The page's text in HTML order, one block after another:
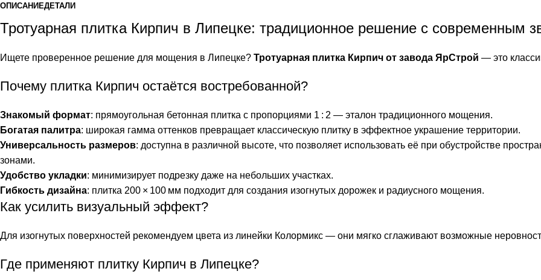
ОПИСАНИЕДЕТАЛИ
Тротуарная плитка Кирпич в Липецке: традиционное решение с современным
Ищете проверенное решение для мощения в Липецке? Тротуарная плитка Кирпич от завода ЯрСтрой — это
Почему плитка Кирпич остаётся востребованной?
Знакомый формат: прямоугольная бетонная плитка с пропорциями 1 : 2 — эталон традиционного мощения.
Богатая палитра: широкая гамма оттенков превращает классическую плитку в эффектное украшение территории.
Универсальность размеров: доступна в различной высоте, что позволяет использовать её при обустройстве
зонами.
Удобство укладки: минимизирует подрезку даже на небольших участках.
Гибкость дизайна: плитка 200 × 100 мм подходит для создания изогнутых дорожек и радиусного мощения.
Как усилить визуальный эффект?
Для изогнутых поверхностей рекомендуем цвета из линейки Колормикс — они мягко сглаживают возможные
Где применяют плитку Кирпич в Липецке?